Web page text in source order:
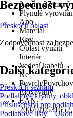
0 mm - 27 mm
Plynulé
Ano
Materiál
Kov
Oblast využití
Interiér
Vedení kabelů
Ne
Povrch/
Eloxovaný
EAN
Bezpečnost
Přeskočit oblast
Zodpovědnost za
Další
Přeskočit seznam
Podlahové krytiny,
Příslušenství pro
Podlahové lišty